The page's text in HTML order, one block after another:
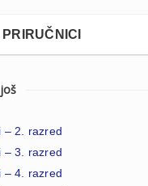
– 2. razred
– 3. razred
– 4. razred